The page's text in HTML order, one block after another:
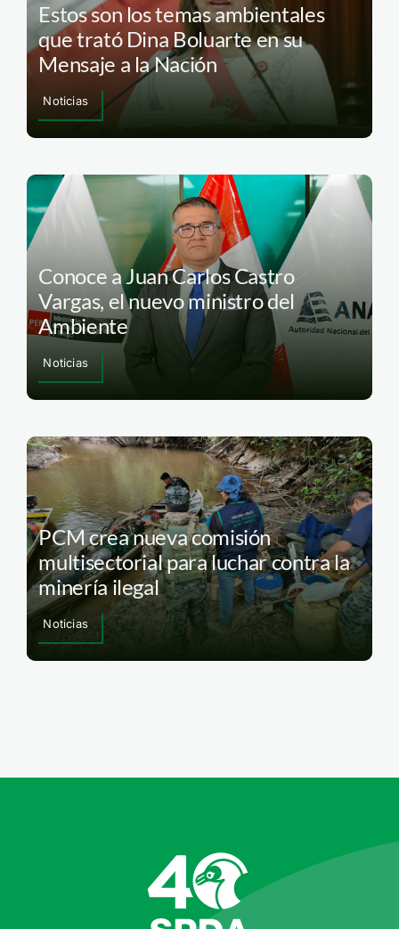
Estos son los temas ambientales
que trató Dina Boluarte en su
Mensaje a la Nación
Noticias
Conoce a Juan Carlos Castro
Vargas, el nuevo ministro del
Ambiente
Noticias
PCM crea nueva comisión
multisectorial para luchar contra la
minería ilegal
Noticias